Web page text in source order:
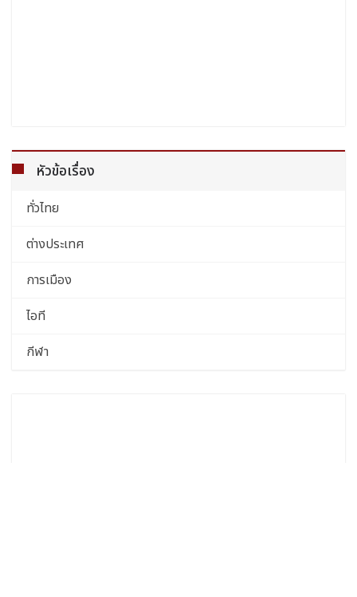
หัวข้อเรื่อง
ทั่วไทย
ต่างประเทศ
การเมือง
ไอที
กีฬา